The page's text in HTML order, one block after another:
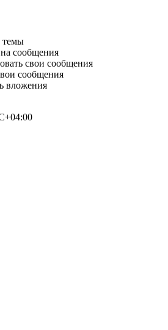
темы
на сообщения
свои сообщения
сообщения
вложения